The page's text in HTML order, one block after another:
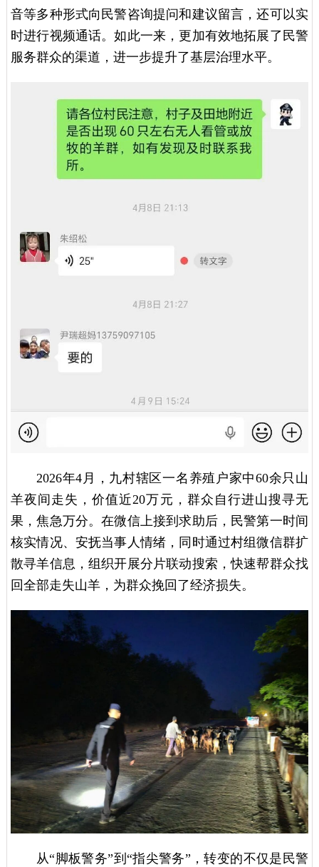
音等多种形式向民警咨询提问和建议留言，还可以实
时进行视频通话。如此一来，更加有效地拓展了民警
服务群众的渠道，进一步提升了基层治理水平。
2026年4月，九村辖区一名养殖户家中60余只山
羊夜间走失，价值近20万元，群众自行进山搜寻无
果，焦急万分。在微信上接到求助后，民警第一时间
核实情况、安抚当事人情绪，同时通过村组微信群扩
散寻羊信息，组织开展分片联动搜索，快速帮群众找
回全部走失山羊，为群众挽回了经济损失。
从“脚板警务”到“指尖警务”，转变的不仅是民警